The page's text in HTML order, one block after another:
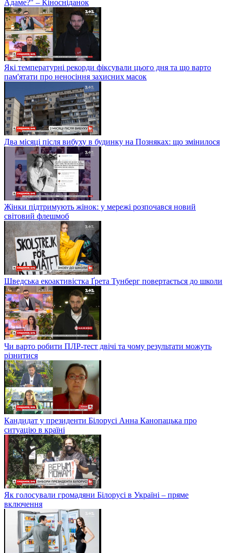
Адаме?" – Кіносніданок
Які температурні рекорди фіксували цього дня та що варто
пам'ятати про неносіння захисних масок
Два місяці після вибуху в будинку на Позняках: що змінилося
Жінки підтримують жінок: у мережі розпочався новий
світовий флешмоб
Шведська екоактивістка Ґрета Тунберг повертається до школи
Чи варто робити ПЛР-тест двічі та чому результати можуть
різнитися
Кандидат у президенти Білорусі Анна Канопацька про
ситуацію в країні
Як голосували громадяни Білорусі в Україні – пряме
включення